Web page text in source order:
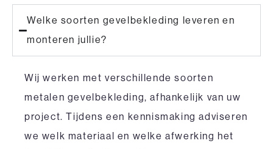
Welke soorten gevelbekleding leveren en
monteren jullie?
Wij werken met verschillende soorten
metalen gevelbekleding, afhankelijk van uw
project. Tijdens een kennismaking adviseren
we welk materiaal en welke afwerking het